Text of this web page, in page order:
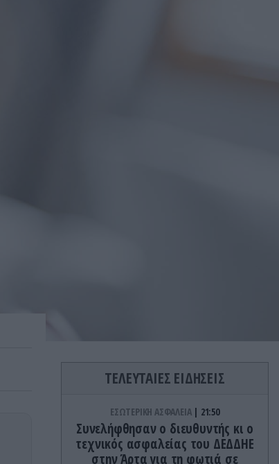
ΤΕΛΕΥΤΑΙΕΣ ΕΙΔΗΣΕΙΣ
ΕΣΩΤΕΡΙΚΗ ΑΣΦΑΛΕΙΑ 21:50
Συνελήφθησαν ο διευθυντής κι ο
τεχνικός ασφαλείας του ΔΕΔΔΗΕ
στην Άρτα για τη φωτιά σε